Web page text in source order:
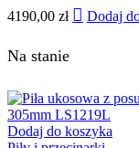
4190,00 zł Dodaj
Na stanie
Dodaj do koszyka